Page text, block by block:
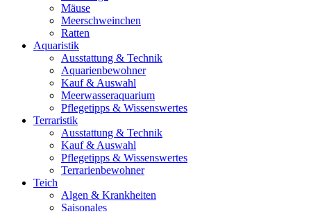
Mäuse
Meerschweinchen
Ratten
Aquaristik
Ausstattung & Technik
Aquarienbewohner
Kauf & Auswahl
Meerwasseraquarium
Pflegetipps & Wissenswertes
Terraristik
Ausstattung & Technik
Kauf & Auswahl
Pflegetipps & Wissenswertes
Terrarienbewohner
Teich
Algen & Krankheiten
Saisonales